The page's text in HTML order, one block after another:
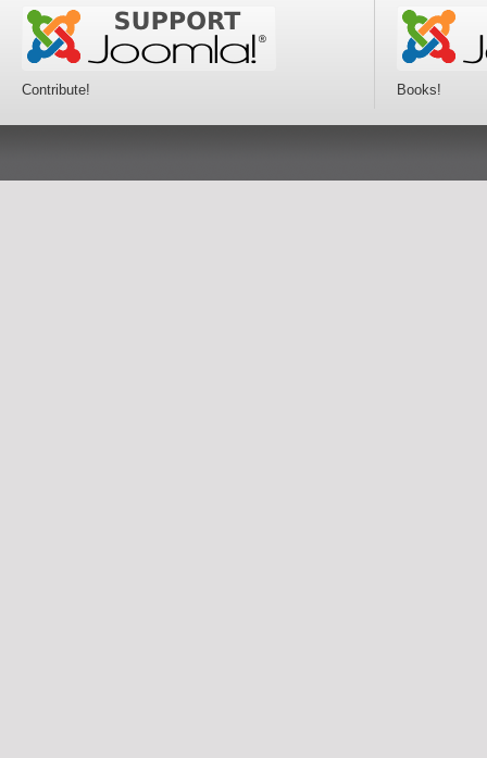
Contribute! Books!